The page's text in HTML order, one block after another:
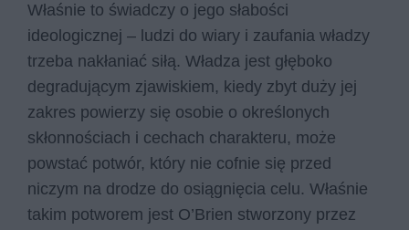
Właśnie to świadczy o jego słabości
ideologicznej – ludzi do wiary i zaufania władzy
trzeba nakłaniać siłą. Władza jest głęboko
degradującym zjawiskiem, kiedy zbyt duży jej
zakres powierzy się osobie o określonych
skłonnościach i cechach charakteru, może
powstać potwór, który nie cofnie się przed
niczym na drodze do osiągnięcia celu. Właśnie
takim potworem jest O’Brien stworzony przez